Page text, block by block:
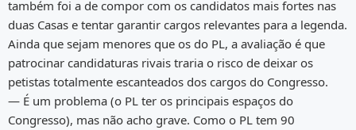
também foi a de compor com os candidatos mais fortes nas
duas Casas e tentar garantir cargos relevantes para a legenda.
Ainda que sejam menores que os do PL, a avaliação é que
patrocinar candidaturas rivais traria o risco de deixar os
petistas totalmente escanteados dos cargos do Congresso.
— É um problema (o PL ter os principais espaços do
Congresso), mas não acho grave. Como o PL tem 90